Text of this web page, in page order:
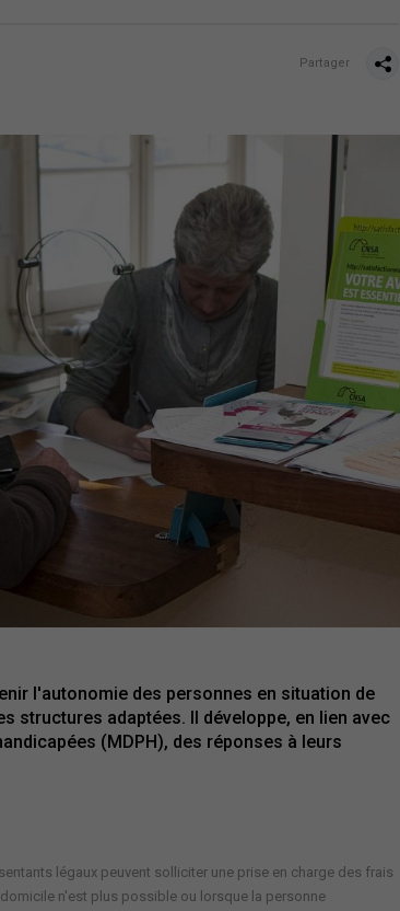
Partager
l'autonomie des personnes en situation de
structures adaptées. Il développe, en lien avec
(MDPH), des réponses à leurs
légaux peuvent solliciter une prise en charge des frais
n'est plus possible ou lorsque la personne